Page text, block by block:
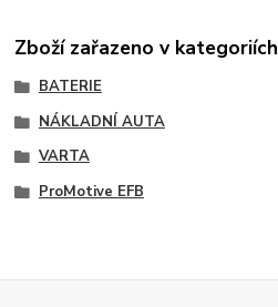
Zboží zařazeno v kategoriích
BATERIE
NÁKLADNÍ AUTA
VARTA
ProMotive EFB